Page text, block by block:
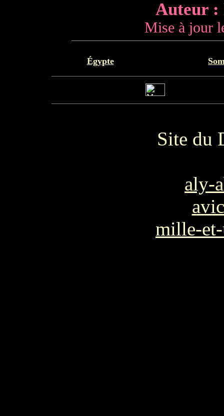
Auteur :
Mise à jour
Égypte
Site du
aly-
mille-